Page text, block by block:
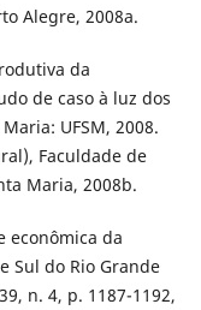
Alegre, 2008a.
da
de caso à luz dos
UFSM, 2008.
Faculdade de
Maria, 2008b.
econômica da
Sul do Rio Grande
n. 4, p. 1187-1192,